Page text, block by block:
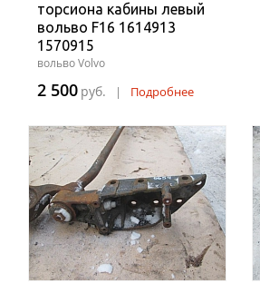
торсиона кабины левый
вольво F16 1614913
1570915
вольво Volvo
2 500 руб. | Подробнее